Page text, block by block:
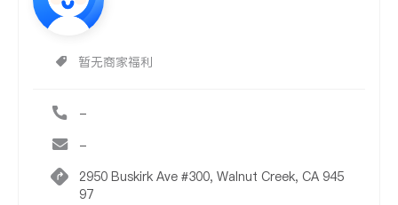
暂无商家福利
-
-
2950 Buskirk Ave #300, Walnut Creek, CA 945
97